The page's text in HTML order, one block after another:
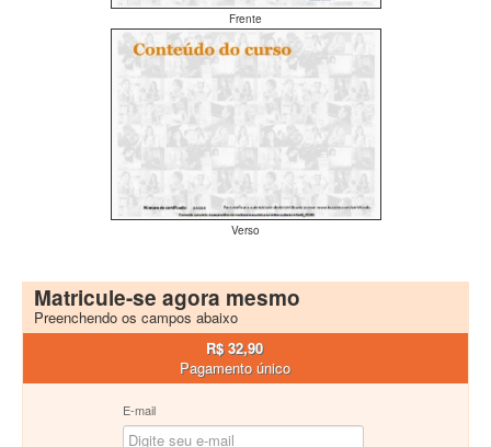
Frente
Verso
Matricule-se agora mesmo
Preenchendo os campos abaixo
R$ 32,90
Pagamento único
E-mail